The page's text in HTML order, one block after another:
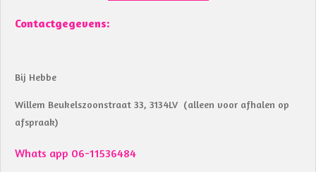
Contactgegevens:
Bij Hebbe
Willem Beukelszoonstraat 33, 3134LV (alleen voor afhalen op
afspraak)
Whats app 06-11536484